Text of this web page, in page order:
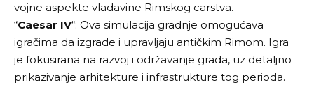
vojne aspekte vladavine Rimskog carstva.
“Caesar IV“: Ova simulacija gradnje omogućava
igračima da izgrade i upravljaju antičkim Rimom. Igra
je fokusirana na razvoj i održavanje grada, uz detaljno
prikazivanje arhitekture i infrastrukture tog perioda.